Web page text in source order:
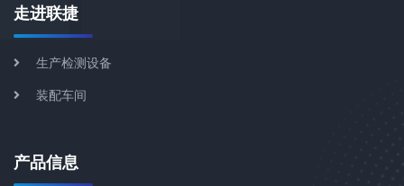
走进联捷
生产检测设备
装配车间
产品信息